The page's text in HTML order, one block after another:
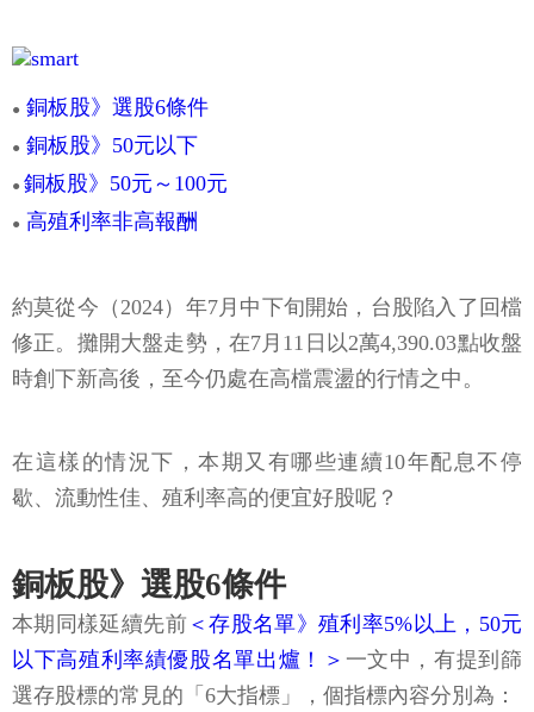
● 銅板股》選股6條件
● 銅板股》50元以下
● 銅板股》50元～100元
● 高殖利率非高報酬
約莫從今（2024）年7月中下旬開始，台股陷入了回檔
修正。攤開大盤走勢，在7月11日以2萬4,390.03點收盤
時創下新高後，至今仍處在高檔震盪的行情之中。
在這樣的情況下，本期又有哪些連續10年配息不停
歇、流動性佳、殖利率高的便宜好股呢？
銅板股》選股6條件
本期同樣延續先前 ＜存股名單》殖利率5%以上，50元
以下高殖利率績優股名單出爐！＞ 一文中，有提到篩
選存股標的常見的「6大指標」，個指標內容分別為：